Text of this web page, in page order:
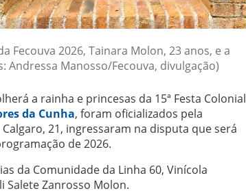
Fecouva 2026, Tainara Molon, 23 anos, e a
Andressa Manosso/Fecouva, divulgação)
a rainha e princesas da 15ª Festa Colonial
da Cunha, foram oficializados pela
21, ingressaram na disputa que será
de 2026.
da Comunidade da Linha 60, Vinícola
Salete Zanrosso Molon.